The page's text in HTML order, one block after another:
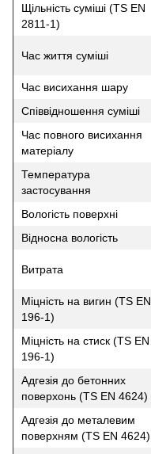
Щільність суміші (TS EN
2811-1)
Час життя суміші
Час висихання шару
Співвідношення суміші
Час повного висихання
матеріалу
Температура
застосування
Вологість поверхні
Відносна вологість
Витрата
Міцність на вигин (TS EN
196-1)
Міцність на стиск (TS EN
196-1)
Адгезія до бетонних
поверхонь (TS EN 4624)
Адгезія до металевим
поверхням (TS EN 4624)